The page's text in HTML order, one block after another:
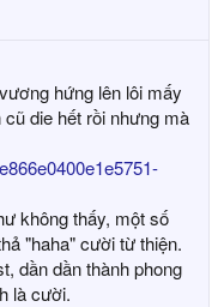
hứng lên lôi mấy
die hết rồi nhưng mà
không thấy, một số
"haha" cười từ thiện.
dần dần thành phong
là cười.